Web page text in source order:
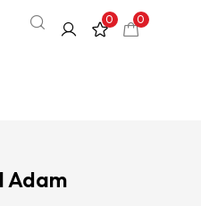
0 0
Adam